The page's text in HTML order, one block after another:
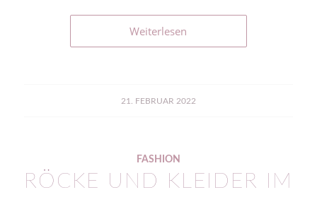
Weiterlesen
21. FEBRUAR 2022
FASHION
RÖCKE UND KLEIDER IM